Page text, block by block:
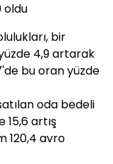
oldu
bir
4,9 artarak
bu oran yüzde
oda bedeli
15,6 artış
120,4 avro